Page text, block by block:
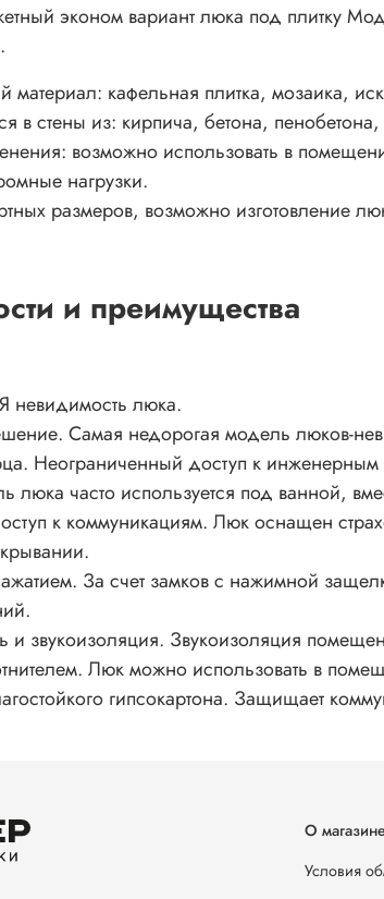
эконом вариант люка под плитку
кафельная плитка, мозаика,
в стены из: кирпича, бетона,
возможно использовать в
нагрузки.
размеров, возможно изготовление
и преимущества
люка.
Самая недорогая модель люков-
Неограниченный доступ к инженерным
люка часто используется под ванной,
к коммуникациям. Люк оснащен
За счет замков с нажимной
и звукоизоляция. Звукоизоляция
Люк можно использовать в
гипсокартона. Защищает
О
Условия